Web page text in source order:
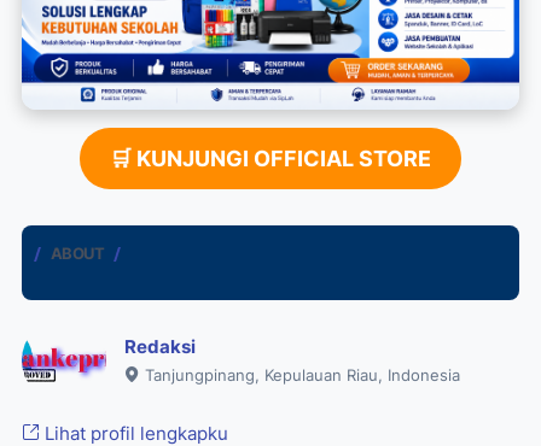
🛒 KUNJUNGI OFFICIAL STORE
ABOUT
Redaksi
Tanjungpinang, Kepulauan Riau, Indonesia
Lihat profil lengkapku